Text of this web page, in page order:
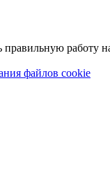
работу
файлов cookie